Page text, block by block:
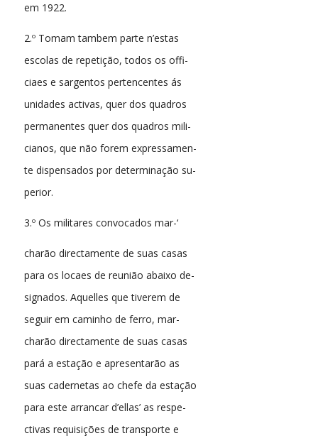
em 1922.
2.º Tomam tambem parte n’estas
escolas de repetição, todos os offi-
ciaes e sargentos pertencentes ás
unidades activas, quer dos quadros
permanentes quer dos quadros mili-
cianos, que não forem expressamen-
te dispensados por determinação su-
perior.
3.º Os militares convocados mar-‘
charão directamente de suas casas
para os locaes de reunião abaixo de-
signados. Aquelles que tiverem de
seguir em caminho de ferro, mar-
charão directamente de suas casas
pará a estação e apresentarão as
suas cadernetas ao chefe da estação
para este arrancar d’ellas’ as respe-
ctivas requisições de transporte e